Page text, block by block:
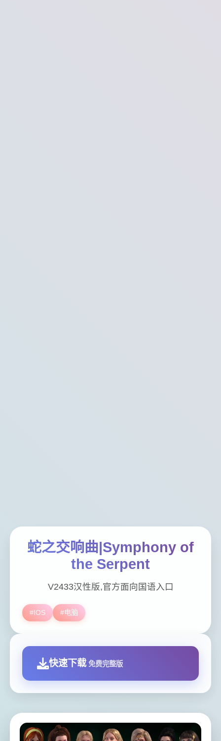
蛇之交响曲|Symphony of
the Serpent
V2433汉性版,官方面向国语入口
#IOS #电脑
快速下载 免费完整版